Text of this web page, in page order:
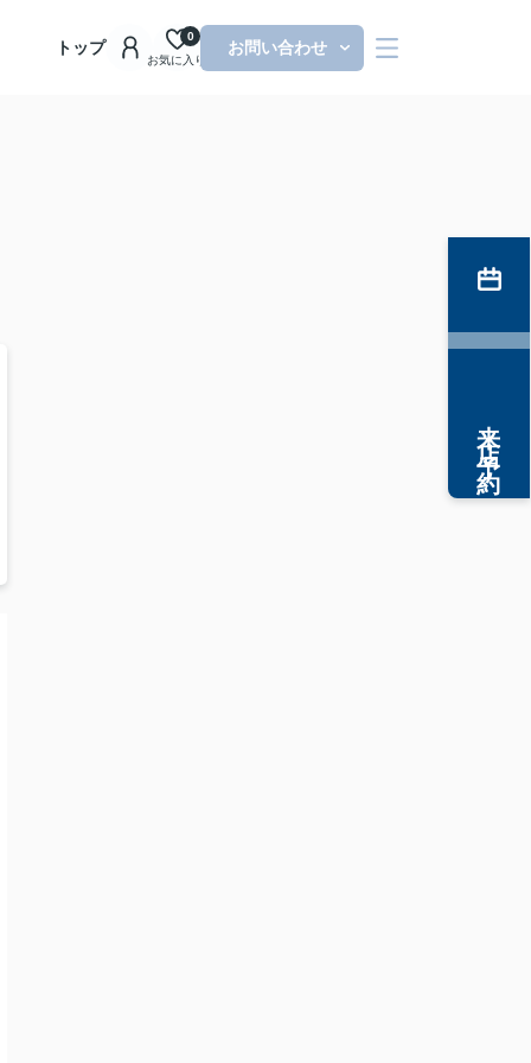
トップ
お気に入り
0
お問い合わせ
来店予約